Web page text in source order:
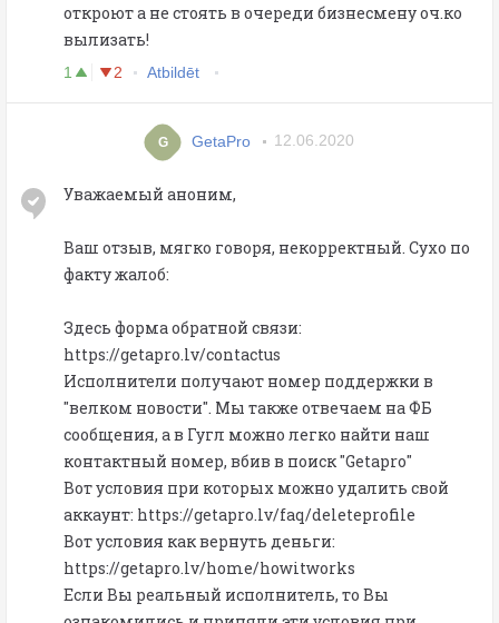
откроют а не стоять в очереди бизнесмену оч.ко
вылизать!
1 2 Atbildēt
G GetaPro 12.06.2020
Уважаемый аноним,
Ваш отзыв, мягко говоря, некорректный. Сухо по
факту жалоб:
Здесь форма обратной связи:
https://getapro.lv/contactus
Исполнители получают номер поддержки в
"велком новости". Мы также отвечаем на ФБ
сообщения, а в Гугл можно легко найти наш
контактный номер, вбив в поиск "Getapro"
Вот условия при которых можно удалить свой
аккаунт: https://getapro.lv/faq/deleteprofile
Вот условия как вернуть деньги:
https://getapro.lv/home/howitworks
Если Вы реальный исполнитель, то Вы